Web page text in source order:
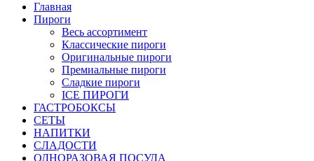
Главная
Пироги
Весь ассортимент
Классические пироги
Оригинальные пироги
Премиальные пироги
Сладкие пироги
ICE ПИРОГИ
ГАСТРОБОКСЫ
СЕТЫ
НАПИТКИ
СЛАДОСТИ
ОДНОРАЗОВАЯ ПОСУДА